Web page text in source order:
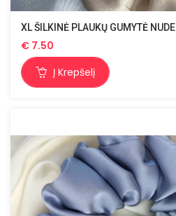
XL ŠILKINĖ PLAUKŲ GUMYTĖ NUDE
€ 7.50
Į Krepšelį